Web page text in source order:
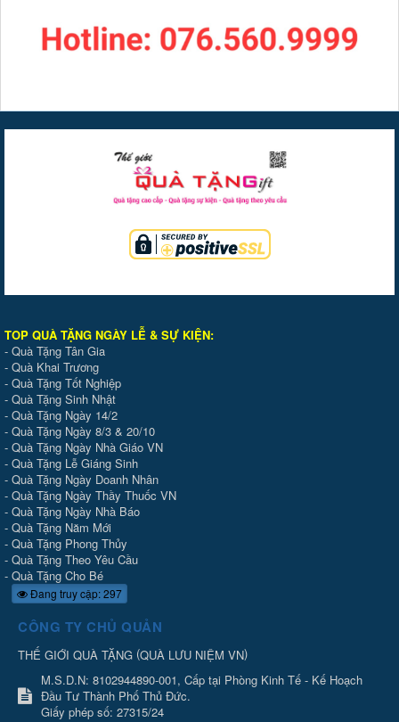
TOP QUÀ TẶNG NGÀY LỄ & SỰ KIỆN:
- Quà Tặng Tân Gia
- Quà Khai Trương
- Quà Tặng Tốt Nghiệp
- Quà Tặng Sinh Nhật
- Quà Tặng Ngày 14/2
- Quà Tặng Ngày 8/3 & 20/10
- Quà Tặng Ngày Nhà Giáo VN
- Quà Tặng Lễ Giáng Sinh
- Quà Tặng Ngày Doanh Nhân
- Quà Tặng Ngày Thầy Thuốc VN
- Quà Tặng Ngày Nhà Báo
- Quà Tặng Năm Mới
- Quà Tặng Phong Thủy
- Quà Tặng Theo Yêu Cầu
- Quà Tặng Cho Bé
Đang truy cập: 297
CÔNG TY CHỦ QUẢN
THẾ GIỚI QUÀ TẶNG (QUÀ LƯU NIỆM VN)
M.S.D.N: 8102944890-001, Cấp tại Phòng Kinh Tế - Kế Hoạch
Đầu Tư Thành Phố Thủ Đức.
Giấy phép số: 27315/24